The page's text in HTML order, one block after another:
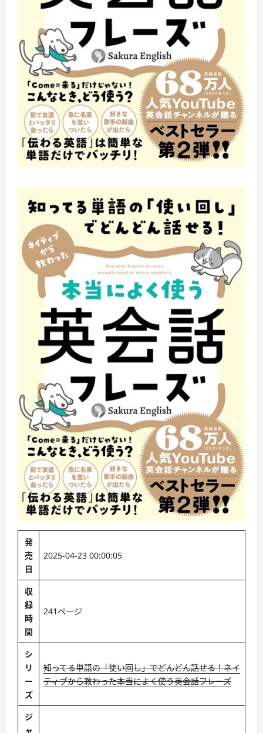
発
売
日
2025-04-23 00:00:05
収
録
時
間
241ページ
シ
リ
ー
ズ
知ってる単語の「使い回し」でどんどん話せる！ネイ
ティブから教わった本当によく使う英会話フレーズ
ジ
ャ